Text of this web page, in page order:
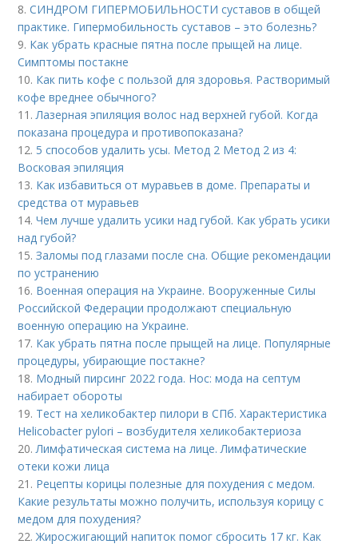
8.СИНДРОМ ГИПЕРМОБИЛЬНОСТИ суставов в общей
практике. Гипермобильность суставов – это болезнь?
9. Как убрать красные пятна после прыщей на лице.
Симптомы постакне
10. Как пить кофе с пользой для здоровья. Растворимый
кофе вреднее обычного?
11.Лазерная эпиляция волос над верхней губой. Когда
показана процедура и противопоказана?
12. 5 способов удалить усы. Метод 2 Метод 2 из 4:
Восковая эпиляция
13. Как избавиться от муравьев в доме. Препараты и
средства от муравьев
14.Чем лучше удалить усики над губой. Как убрать усики
над губой?
15.Заломы под глазами после сна. Общие рекомендации
по устранению
16. Военная операция на Украине. Вооруженные Силы
Российской Федерации продолжают специальную
военную операцию на Украине.
17. Как убрать пятна после прыщей на лице. Популярные
процедуры, убирающие постакне?
18. Модный пирсинг 2022 года. Нос: мода на септум
набирает обороты
19. Тест на хеликобактер пилори в СПб. Характеристика
Helicobacter pylori – возбудителя хеликобактериоза
20.Лимфатическая система на лице. Лимфатические
отеки кожи лица
21. Рецепты корицы полезные для похудения с медом.
Какие результаты можно получить, используя корицу с
медом для похудения?
22.Жиросжигающий напиток помог сбросить 17 кг. Как